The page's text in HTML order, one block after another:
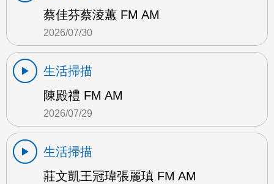
蔡佳芬蔡淩蕙 FM AM
2026/07/30
生活掃描
陳殿禮 FM AM
2026/07/29
生活掃描
莊文凱王冠瑋張麗瑱 FM AM